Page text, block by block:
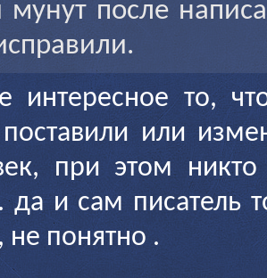
мунут после
интересное то,
или
при этом
да и сам писатель
не понятно .